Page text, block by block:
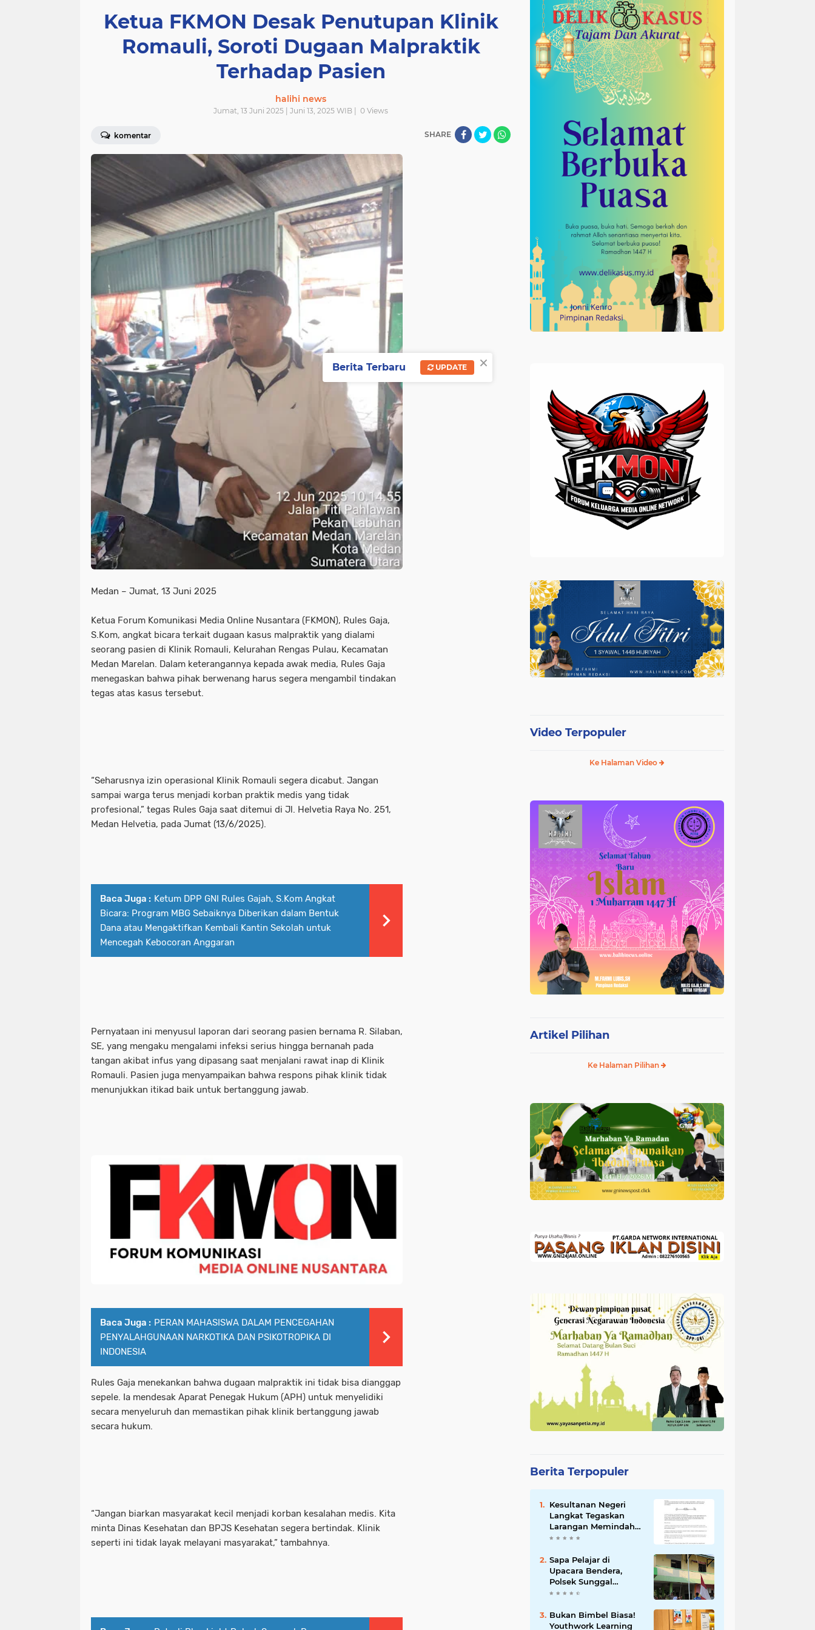
Ketua FKMON Desak Penutupan Klinik
Romauli, Soroti Dugaan Malpraktik
Terhadap Pasien
halihi news
Jumat, 13 Juni 2025 | Juni 13, 2025 WIB | 0 Views
komentar SHARE
Medan – Jumat, 13 Juni 2025
Ketua Forum Komunikasi Media Online Nusantara (FKMON), Rules Gaja,
S.Kom, angkat bicara terkait dugaan kasus malpraktik yang dialami
seorang pasien di Klinik Romauli, Kelurahan Rengas Pulau, Kecamatan
Medan Marelan. Dalam keterangannya kepada awak media, Rules Gaja
menegaskan bahwa pihak berwenang harus segera mengambil tindakan
tegas atas kasus tersebut.
“Seharusnya izin operasional Klinik Romauli segera dicabut. Jangan
sampai warga terus menjadi korban praktik medis yang tidak
profesional,” tegas Rules Gaja saat ditemui di Jl. Helvetia Raya No. 251,
Medan Helvetia, pada Jumat (13/6/2025).
Baca Juga : Ketum DPP GNI Rules Gajah, S.Kom Angkat
Bicara: Program MBG Sebaiknya Diberikan dalam Bentuk
Dana atau Mengaktifkan Kembali Kantin Sekolah untuk
Mencegah Kebocoran Anggaran
Pernyataan ini menyusul laporan dari seorang pasien bernama R. Silaban,
SE, yang mengaku mengalami infeksi serius hingga bernanah pada
tangan akibat infus yang dipasang saat menjalani rawat inap di Klinik
Romauli. Pasien juga menyampaikan bahwa respons pihak klinik tidak
menunjukkan itikad baik untuk bertanggung jawab.
Baca Juga : PERAN MAHASISWA DALAM PENCEGAHAN
PENYALAHGUNAAN NARKOTIKA DAN PSIKOTROPIKA DI
INDONESIA
Rules Gaja menekankan bahwa dugaan malpraktik ini tidak bisa dianggap
sepele. Ia mendesak Aparat Penegak Hukum (APH) untuk menyelidiki
secara menyeluruh dan memastikan pihak klinik bertanggung jawab
secara hukum.
“Jangan biarkan masyarakat kecil menjadi korban kesalahan medis. Kita
minta Dinas Kesehatan dan BPJS Kesehatan segera bertindak. Klinik
seperti ini tidak layak melayani masyarakat,” tambahnya.
Video Terpopuler
Ke Halaman Video
Artikel Pilihan
Ke Halaman Pilihan
Berita Terpopuler
Kesultanan Negeri
Langkat Tegaskan
Larangan Memindah
Hak atas Tanah Adat
Sapa Pelajar di
Upacara Bendera,
Polsek Sunggal
Titipkan Pesan
Kenakalan Remaja
Bukan Bimbel Biasa!
Youthwork Learning
×
Berita Terbaru UPDATE